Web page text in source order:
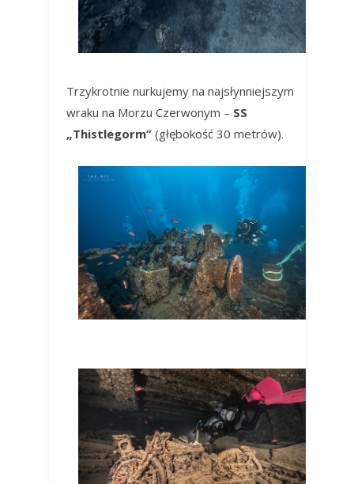
Trzykrotnie nurkujemy na najsłynniejszym
wraku na Morzu Czerwonym – SS
„Thistlegorm” (głębokość 30 metrów).